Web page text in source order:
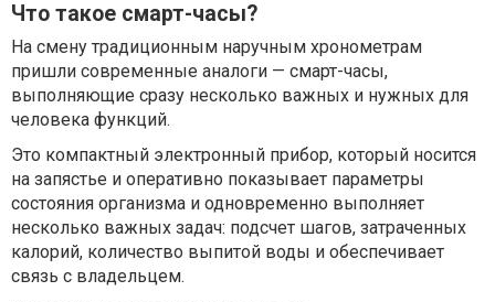
Что такое смарт-часы?
На смену традиционным наручным хронометрам
пришли современные аналоги — смарт-часы,
выполняющие сразу несколько важных и нужных для
человека функций.
Это компактный электронный прибор, который носится
на запястье и оперативно показывает параметры
состояния организма и одновременно выполняет
несколько важных задач: подсчет шагов, затраченных
калорий, количество выпитой воды и обеспечивает
связь с владельцем.